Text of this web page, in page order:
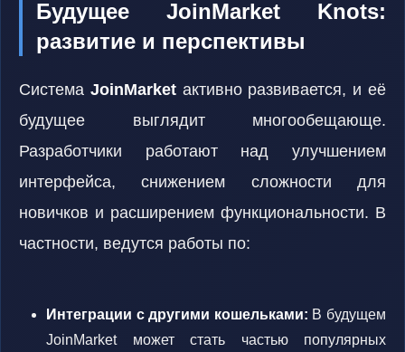
Будущее JoinMarket Knots:
развитие и перспективы
Система JoinMarketактивно развивается, и её
будущее выглядит многообещающе.
Разработчики работают над улучшением
интерфейса, снижением сложности для
новичков и расширением функциональности. В
частности, ведутся работы по:
Интеграции с другими кошельками: В будущем
JoinMarket может стать частью популярных